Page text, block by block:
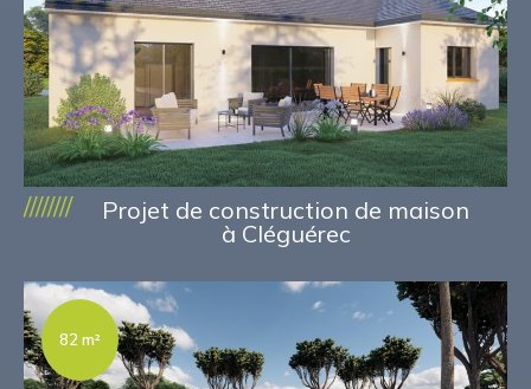
////////
Projet de construction de maison
à Cléguérec
82 m²